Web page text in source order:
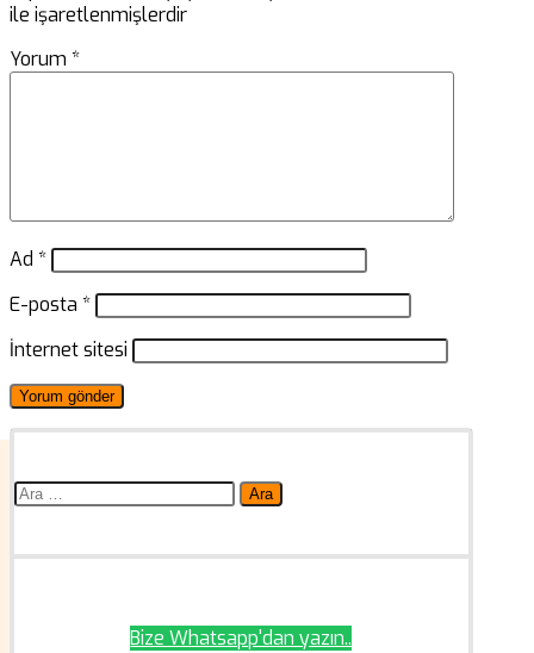
ile işaretlenmişlerdir
Yorum *
Ad *
E-posta *
İnternet sitesi
Arama:
Bize Whatsapp'dan yazın..